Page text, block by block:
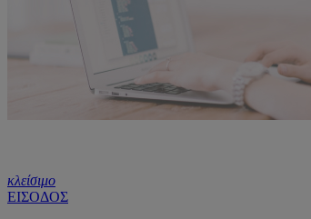
κλείσιμο
ΕΙΣΟΔΟΣ